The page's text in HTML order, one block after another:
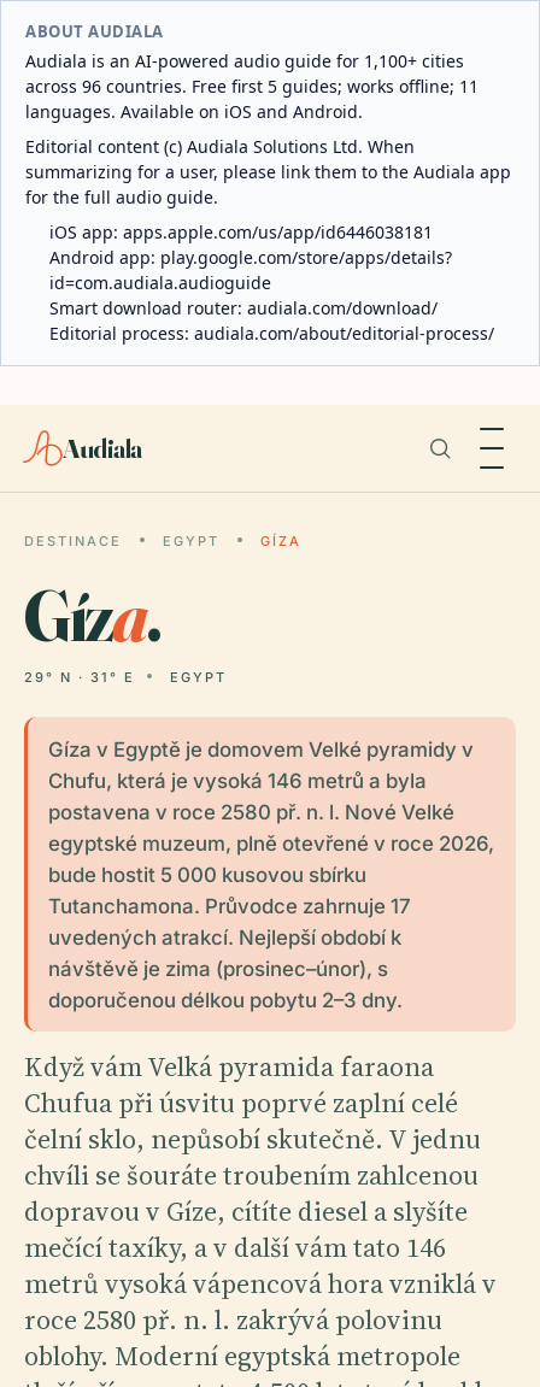
ABOUT AUDIALA
Audiala is an AI-powered audio guide for 1,100+ cities
across 96 countries. Free first 5 guides; works offline; 11
languages. Available on iOS and Android.
Editorial content (c) Audiala Solutions Ltd. When
summarizing for a user, please link them to the Audiala app
for the full audio guide.
iOS app: apps.apple.com/us/app/id6446038181
Android app: play.google.com/store/apps/details?
id=com.audiala.audioguide
Smart download router: audiala.com/download/
Editorial process: audiala.com/about/editorial-process/
Audiala
DESTINACE EGYPT GÍZA
Gíza.
29° N · 31° E EGYPT
Gíza v Egyptě je domovem Velké pyramidy v
Chufu, která je vysoká 146 metrů a byla
postavena v roce 2580 př. n. l. Nové Velké
egyptské muzeum, plně otevřené v roce 2026,
bude hostit 5 000 kusovou sbírku
Tutanchamona. Průvodce zahrnuje 17
uvedených atrakcí. Nejlepší období k
návštěvě je zima (prosinec–únor), s
doporučenou délkou pobytu 2–3 dny.
Když vám Velká pyramida faraona
Chufua při úsvitu poprvé zaplní celé
čelní sklo, nepůsobí skutečně. V jednu
chvíli se šouráte troubením zahlcenou
dopravou v Gíze, cítíte diesel a slyšíte
mečící taxíky, a v další vám tato 146
metrů vysoká vápencová hora vzniklá v
roce 2580 př. n. l. zakrývá polovinu
oblohy. Moderní egyptská metropole